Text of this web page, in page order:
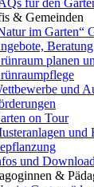
für den
& Gemeinden
im Garten“
planen
und
on Tour
und
und
&